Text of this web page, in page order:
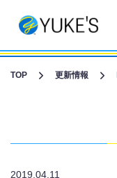
更新情報
TOP 更新情報
2019.04.11